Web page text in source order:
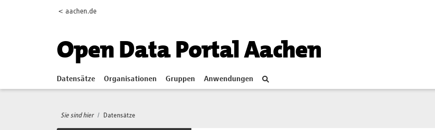
< aachen.de
Open Data Portal Aachen
Datensätze Organisationen Gruppen Anwendungen
Sie sind hier Datensätze